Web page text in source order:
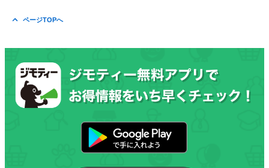
ページTOPへ